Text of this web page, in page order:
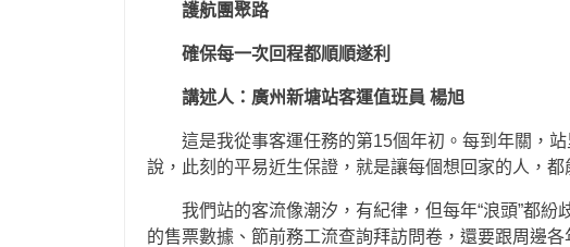
護航團聚路
確保每一次回程都順順遂利
講述人：廣州新塘站客運值班員 楊旭
這是我從事客運任務的第15個年初。每到年關，
說，此刻的平易近生保證，就是讓每個想回家的人，都
我們站的客流像潮汐，有紀律，但每年“浪頭”都紛
的售票數據、節前務工流查詢拜訪問卷，還要跟周邊